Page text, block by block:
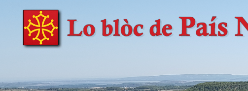
País Nòstre
Paratge e Convivència